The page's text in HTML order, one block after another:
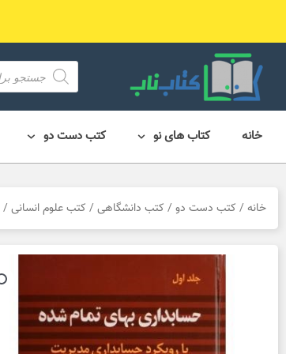
محتوا
محصول
search
خانه کتاب های نو کتب دست دو
خانه / کتب دست دو / کتب دانشگاهی / کتب علوم انسانی /